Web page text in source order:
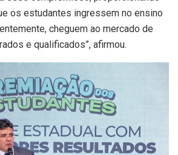
os estudantes ingressem no ensino
cheguem ao mercado de
e qualificados”, afirmou.